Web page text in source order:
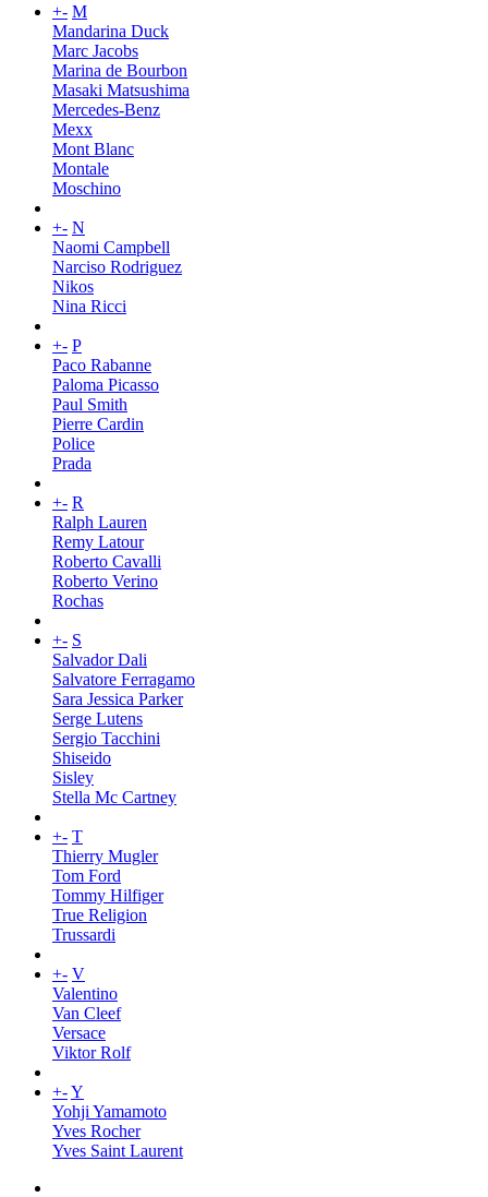
+- M
Mandarina Duck
Marc Jacobs
Marina de Bourbon
Masaki Matsushima
Mercedes-Benz
Mexx
Mont Blanc
Montale
Moschino
+- N
Naomi Campbell
Narciso Rodriguez
Nikos
Nina Ricci
+- P
Paco Rabanne
Paloma Picasso
Paul Smith
Pierre Cardin
Police
Prada
+- R
Ralph Lauren
Remy Latour
Roberto Cavalli
Roberto Verino
Rochas
+- S
Salvador Dali
Salvatore Ferragamo
Sara Jessica Parker
Serge Lutens
Sergio Tacchini
Shiseido
Sisley
Stella Mc Cartney
+- T
Thierry Mugler
Tom Ford
Tommy Hilfiger
True Religion
Trussardi
+- V
Valentino
Van Cleef
Versace
Viktor Rolf
+-Y
Yohji Yamamoto
Yves Rocher
Yves Saint Laurent